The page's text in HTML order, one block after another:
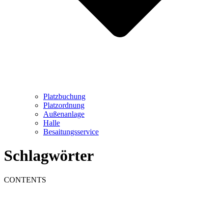
Platzbuchung
Platzordnung
Außenanlage
Halle
Besaitungsservice
Schlagwörter
CONTENTS